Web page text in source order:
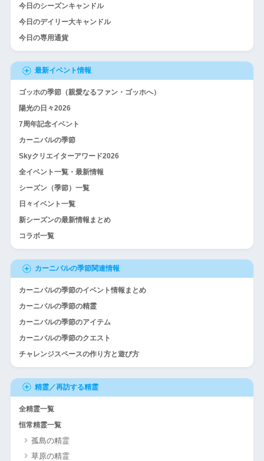
今日のシーズンキャンドル
今日のデイリー大キャンドル
今日の専用通貨
最新イベント情報
ゴッホの季節（親愛なるファン・ゴッホへ）
陽光の日々2026
7周年記念イベント
カーニバルの季節
Skyクリエイターアワード2026
全イベント一覧・最新情報
シーズン（季節）一覧
日々イベント一覧
新シーズンの最新情報まとめ
コラボ一覧
カーニバルの季節関連情報
カーニバルの季節のイベント情報まとめ
カーニバルの季節の精霊
カーニバルの季節のアイテム
カーニバルの季節のクエスト
チャレンジスペースの作り方と遊び方
精霊／再訪する精霊
全精霊一覧
恒常精霊一覧
孤島の精霊
草原の精霊